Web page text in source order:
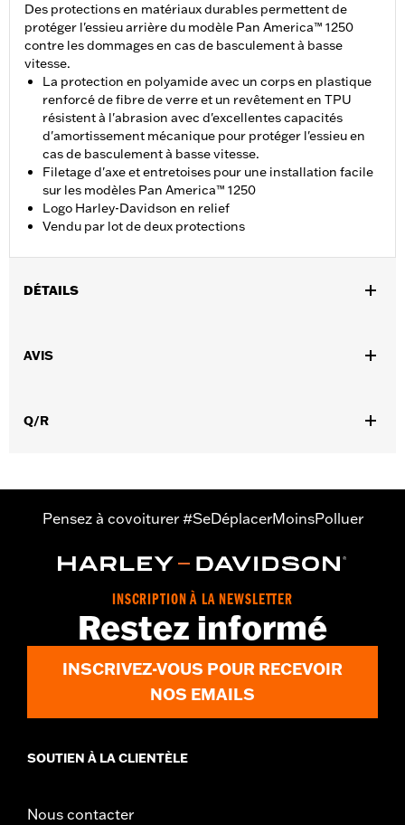
Des protections en matériaux durables permettent de
protéger l'essieu arrière du modèle Pan America™ 1250
contre les dommages en cas de basculement à basse
vitesse.
La protection en polyamide avec un corps en plastique
renforcé de fibre de verre et un revêtement en TPU
résistent à l'abrasion avec d'excellentes capacités
d'amortissement mécanique pour protéger l'essieu en
cas de basculement à basse vitesse.
Filetage d'axe et entretoises pour une installation facile
sur les modèles Pan America™ 1250
Logo Harley-Davidson en relief
Vendu par lot de deux protections
DÉTAILS
RA1250SE à partir de 2024 et RA1250L et RA1250ST à partir de
Dans la boîte:
AVIS
Q/R
Pensez à covoiturer #SeDéplacerMoinsPolluer
INSCRIPTION À LA NEWSLETTER
Restez informé
INSCRIVEZ-VOUS POUR RECEVOIR
NOS EMAILS
SOUTIEN À LA CLIENTÈLE
Nous contacter